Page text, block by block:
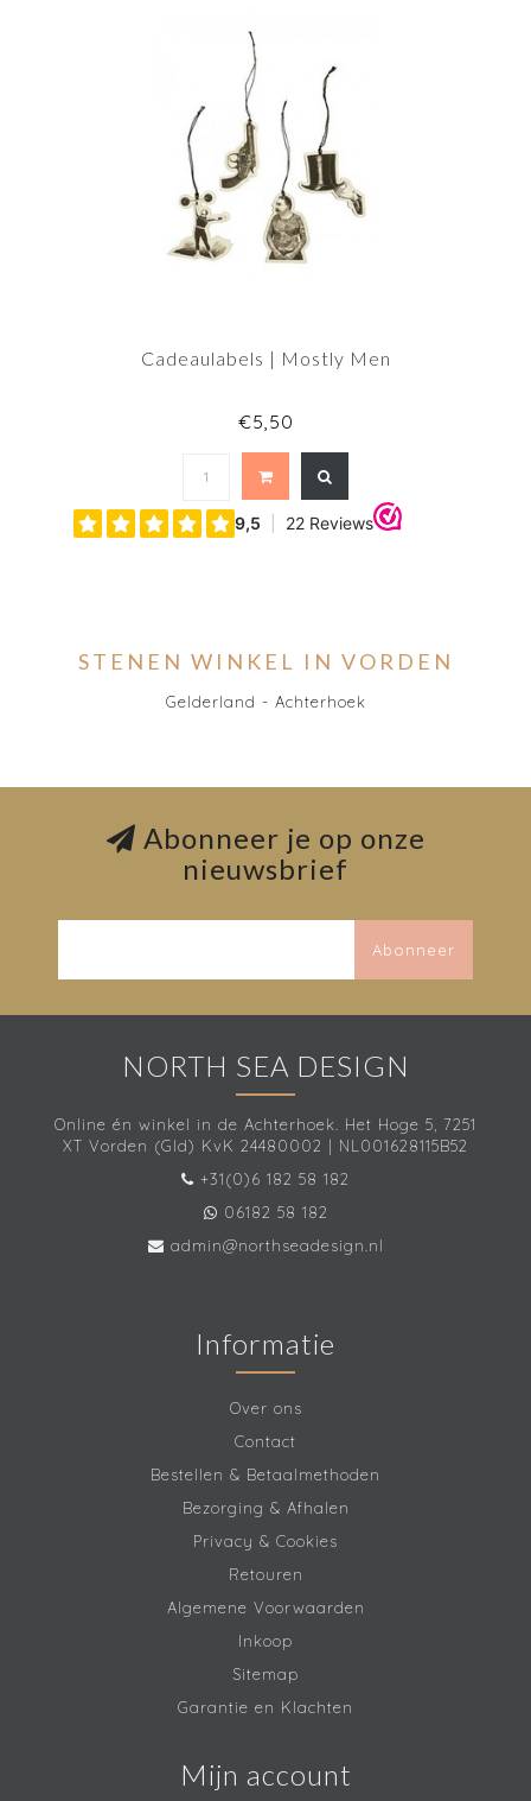
Cadeaulabels | Mostly Men
€5,50
STENEN WINKEL IN VORDEN
Gelderland - Achterhoek
Abonneer je op onze
nieuwsbrief
Abonneer
NORTH SEA DESIGN
Online én winkel in de Achterhoek. Het Hoge 5, 7251
XT Vorden (Gld) KvK 24480002 | NL001628115B52
+31(0)6 182 58 182
06182 58 182
admin@northseadesign.nl
Informatie
Over ons
Contact
Bestellen & Betaalmethoden
Bezorging & Afhalen
Privacy & Cookies
Retouren
Algemene Voorwaarden
Inkoop
Sitemap
Garantie en Klachten
Mijn account